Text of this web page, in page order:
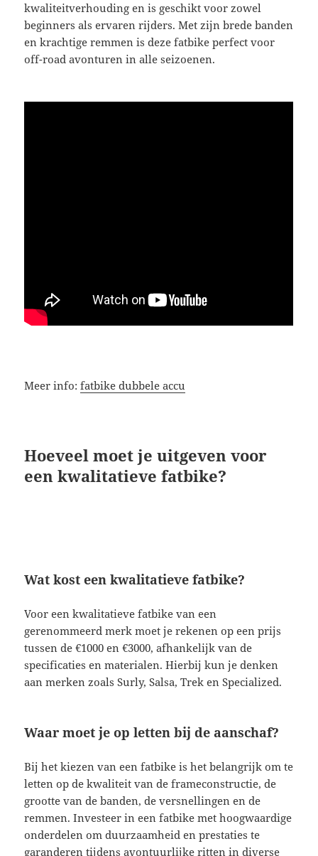
kwaliteitverhouding en is geschikt voor zowel
beginners als ervaren rijders. Met zijn brede banden
en krachtige remmen is deze fatbike perfect voor
off-road avonturen in alle seizoenen.
Meer info:fatbike dubbele accu
Hoeveel moet je uitgeven voor
een kwalitatieve fatbike?
Wat kost een kwalitatieve fatbike?
Voor een kwalitatieve fatbike van een
gerenommeerd merk moet je rekenen op een prijs
tussen de €1000 en €3000, afhankelijk van de
specificaties en materialen. Hierbij kun je denken
aan merken zoals Surly, Salsa, Trek en Specialized.
Waar moet je op letten bij de aanschaf?
Bij het kiezen van een fatbike is het belangrijk om te
letten op de kwaliteit van de frameconstructie, de
grootte van de banden, de versnellingen en de
remmen. Investeer in een fatbike met hoogwaardige
onderdelen om duurzaamheid en prestaties te
garanderen tijdens avontuurlijke ritten in diverse